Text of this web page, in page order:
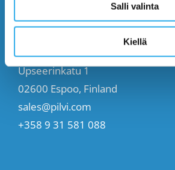
Salli valinta
Kiellä
Upseerinkatu 1
02600 Espoo, Finland
sales@pilvi.com
+358 9 31 581 088